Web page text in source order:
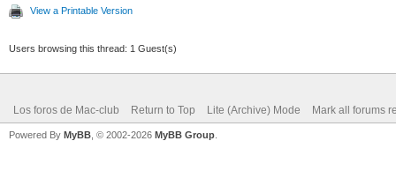
View a Printable Version
Users browsing this thread: 1 Guest(s)
Los foros de Mac-club Return to Top Lite (Archive) Mode Mark all forums
Powered By MyBB , © 2002-2026 MyBB Group